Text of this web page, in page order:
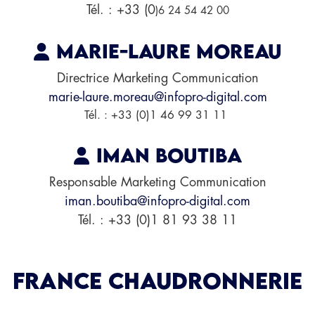
Tél. : +33 (0)6 24 54 42 00
Marie-Laure MOREAU
Directrice Marketing Communication
marie-laure.moreau@infopro-digital.com
Tél. : +33 (0)1 46 99 31 11
Iman BOUTIBA
Responsable Marketing Communication
iman.boutiba@infopro-digital.com
Tél. : +33 (0)1 81 93 38 11
FRANCE CHAUDRONNERIE